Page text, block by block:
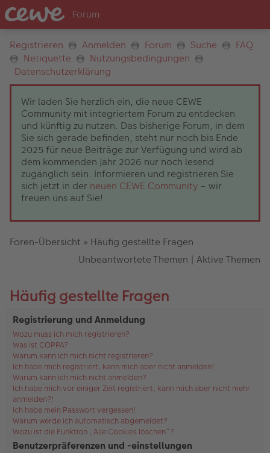
Registrieren Anmelden Forum Suche
FAQ
Netiquette
Nutzungsbedingungen
Datenschutzerklärung
Wir laden Sie herzlich ein, die neue CEWE
Community mit integriertem Forum zu entdecken
und künftig zu nutzen. Das bisherige Forum, in dem
Sie sich gerade befinden, steht nur noch bis Ende
2025 für neue Beiträge zur Verfügung und wird ab
dem kommenden Jahr 2026 nur noch lesend
zugänglich sein. Informieren und registrieren Sie
sich jetzt in der neuen CEWE Community – wir
freuen uns auf Sie!
Foren-Übersicht » Häufig gestellte Fragen
Unbeantwortete Themen | Aktive Themen
Häufig gestellte Fragen
Registrierung und Anmeldung
Wozu muss ich mich registrieren?
Was ist COPPA?
Warum kann ich mich nicht registrieren?
Ich habe mich registriert, kann mich aber nicht anmelden!
Warum kann ich mich nicht anmelden?
Ich habe mich vor einiger Zeit registriert, kann mich aber nicht mehr
anmelden?!
Ich habe mein Passwort vergessen!
Warum werde ich automatisch abgemeldet?
Wozu ist die Funktion „Alle Cookies löschen“?
Benutzerpräferenzen und -einstellungen